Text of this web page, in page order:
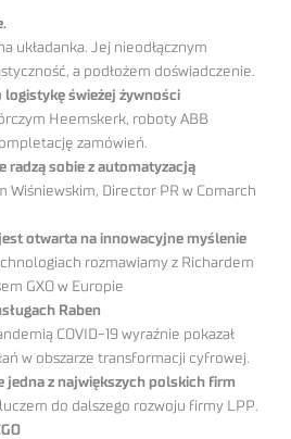
układanka. Jej nieodłącznym
a podłożem doświadczenie.
logistykę świeżej żywności
Heemskerk, roboty ABB
zamówień.
radzą sobie z automatyzacją
Wiśniewskim, Director PR w Comarch
otwarta na innowacyjne myślenie
rozmawiamy z Richardem
GXO w Europie
Raben
COVID-19 wyraźnie pokazał
w obszarze transformacji cyfrowej.
jedna z największych polskich firm
do dalszego rozwoju firmy LPP.